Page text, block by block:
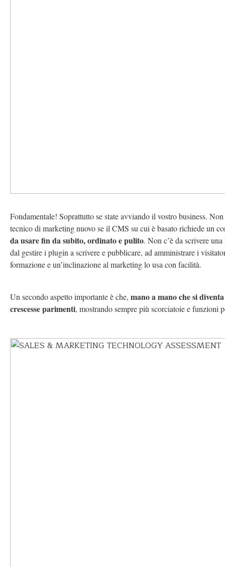
Fondamentale! Soprattutto se state avviando il vostro business.
tecnico di marketing nuovo se il CMS su cui è basato richiede un
da usare fin da subito, ordinato e pulito. Non c’è da scrivere
dal gestire i plugin a scrivere e pubblicare, ad amministrare i
formazione e un’inclinazione al marketing lo usa con facilità.
Un secondo aspetto importante è che, mano a mano che si
crescesse parimenti, mostrando sempre più scorciatoie e funzioni